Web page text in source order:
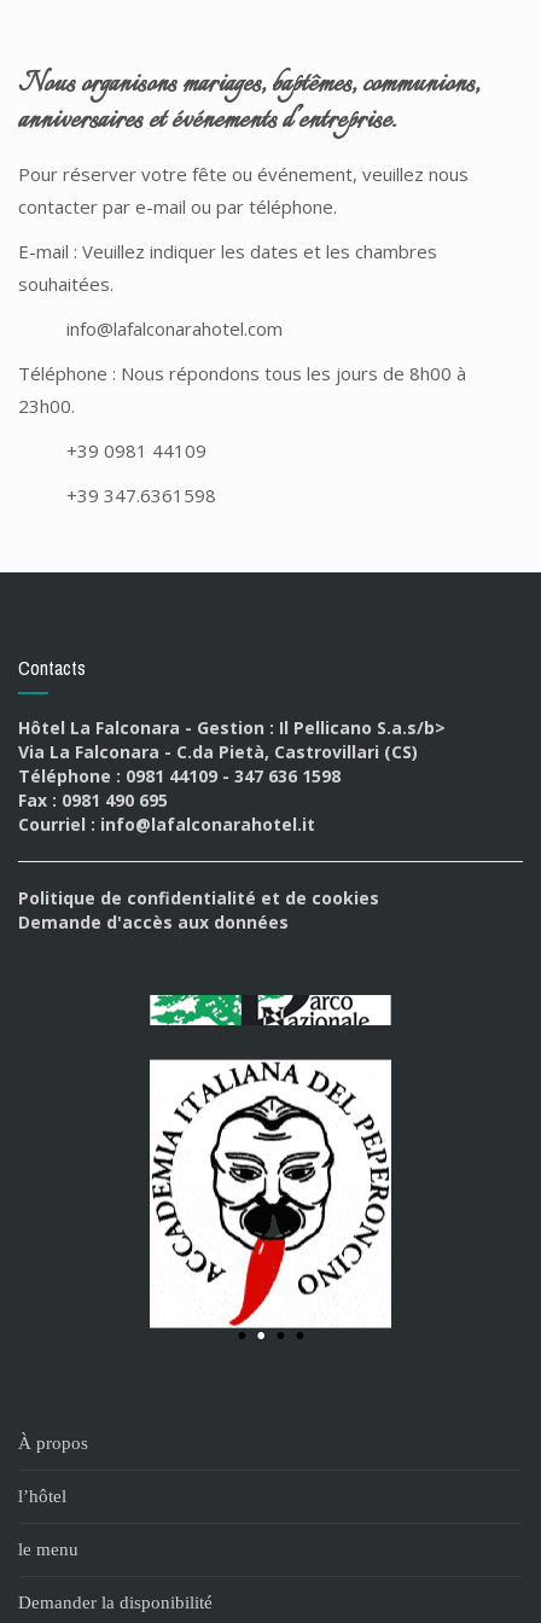
Nous organisons mariages, baptêmes, communions,
anniversaires et événements d’entreprise.
Pour réserver votre fête ou événement, veuillez nous
contacter par e-mail ou par téléphone.
E-mail : Veuillez indiquer les dates et les chambres
souhaitées.
info@lafalconarahotel.com
Téléphone : Nous répondons tous les jours de 8h00 à
23h00.
+39 0981 44109
+39 347.6361598
Contacts
Hôtel La Falconara - Gestion : Il Pellicano S.a.s/b>
Via La Falconara - C.da Pietà, Castrovillari (CS)
Téléphone : 0981 44109 - 347 636 1598
Fax : 0981 490 695
Courriel : info@lafalconarahotel.it
Politique de confidentialité et de cookies
Demande d'accès aux données
À propos
l’hôtel
le menu
Demander la disponibilité